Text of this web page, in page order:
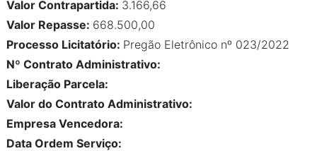
Valor Contrapartida: 3.166,66
Valor Repasse: 668.500,00
Processo Licitatório: Pregão Eletrônico nº 023/2022
Nº Contrato Administrativo:
Liberação Parcela:
Valor do Contrato Administrativo:
Empresa Vencedora:
Data Ordem Serviço: